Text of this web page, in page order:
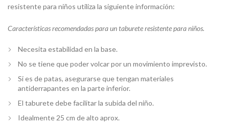
resistente para niños utiliza la siguiente información:
Características recomendadas paraun taburete resistente para niños.
Necesita estabilidad en la base.
No se tiene que poder volcar por un movimiento imprevisto.
Si es de patas, asegurarse que tengan materiales
antiderrapantes en la parte inferior.
El taburete debe facilitar la subida del niño.
Idealmente 25 cm de alto aprox.